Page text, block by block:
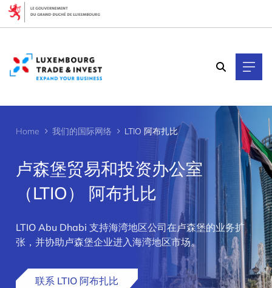
Home 我们的国际网络 LTIO 阿布扎比
卢森堡贸易和投资办公室
（LTIO） 阿布扎比
LTIO Abu Dhabi 支持海湾地区公司在卢森堡的业务扩
张，并协助卢森堡企业进入海湾地区市场。
联系 LTIO 阿布扎比
Cookies management panel